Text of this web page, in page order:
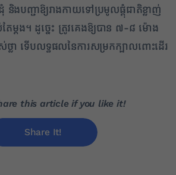
និងបញ្ជាឱ្យរាងកាយទៅប្រមូលផ្តុំជាតិខ្លាញ់
ែម្តង។ ដូច្នេះ ត្រូវគេងឱ្យបាន ៧-៨ ម៉ោង
ថ្លា ទើបលទ្ធផលនៃការសម្រកក្បាលពោះដើរ
this article if you like it!
Share It!